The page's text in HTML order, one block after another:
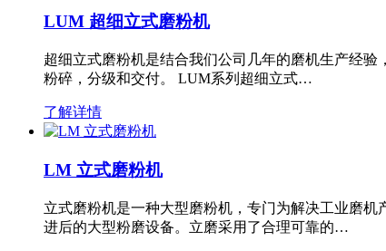
LUM 超细立式磨粉机
超细立式磨粉机是结合我们公司几年的磨机生产经
粉碎，分级和交付。 LUM系列超细立式…
了解详情
LM 立式磨粉机
立式磨粉机是一种大型磨粉机，专门为解决工业磨
进后的大型粉磨设备。立磨采用了合理可靠的…